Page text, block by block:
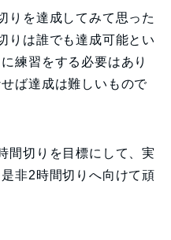
りを達成してみて思った
りは誰でも達成可能とい
練習をする必要はあり
ば達成は難しいもので
間切りを目標にして、実
非2時間切りへ向けて頑